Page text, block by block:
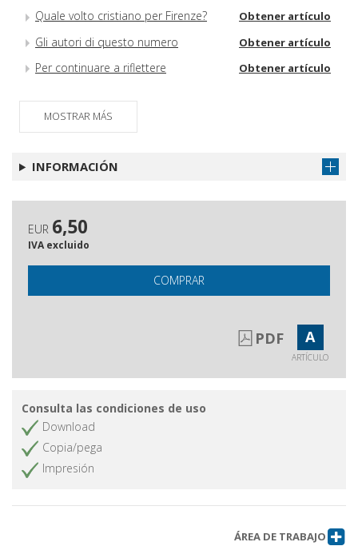
Quale volto cristiano per Firenze? Obtener artículo
Gli autori di questo numero Obtener artículo
Per continuare a riflettere Obtener artículo
MOSTRAR MÁS
INFORMACIÓN
EUR 6,50
IVA excluido
COMPRAR
PDF A
ARTÍCULO
Consulta las condiciones de uso
Download
Copia/pega
Impresión
ÁREA DE TRABAJO